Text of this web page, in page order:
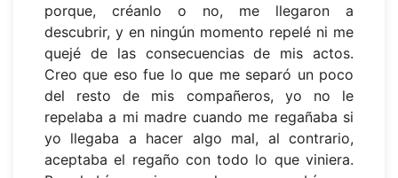
porque, créanlo o no, me llegaron a
descubrir, y en ningún momento repelé ni me
quejé de las consecuencias de mis actos.
Creo que eso fue lo que me separó un poco
del resto de mis compañeros, yo no le
repelaba a mi madre cuando me regañaba si
yo llegaba a hacer algo mal, al contrario,
aceptaba el regaño con todo lo que viniera.